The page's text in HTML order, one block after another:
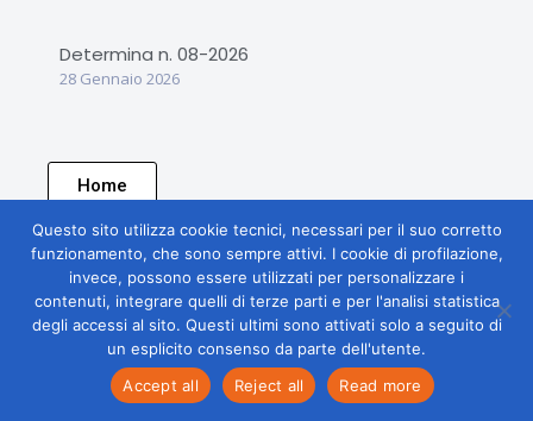
Determina n. 08-2026
28 Gennaio 2026
Home
Questo sito utilizza cookie tecnici, necessari per il suo corretto
funzionamento, che sono sempre attivi. I cookie di profilazione,
invece, possono essere utilizzati per personalizzare i
contenuti, integrare quelli di terze parti e per l'analisi statistica
degli accessi al sito. Questi ultimi sono attivati solo a seguito di
un esplicito consenso da parte dell'utente.
Accept all
Reject all Read more